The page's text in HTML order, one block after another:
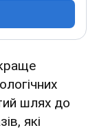
шлях до
які